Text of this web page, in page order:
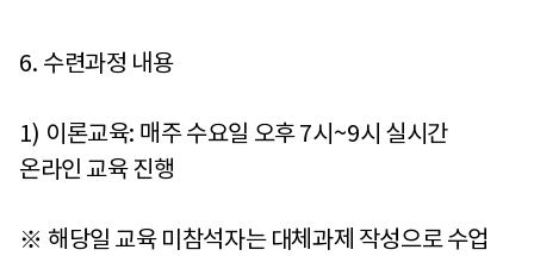
6. 수련과정 내용
1) 이론교육: 매주 수요일 오후7시 ~9시 실시간
온라인 교육 진행
※ 해당일 교육 미참석자는 대체과제 작성으로 수업